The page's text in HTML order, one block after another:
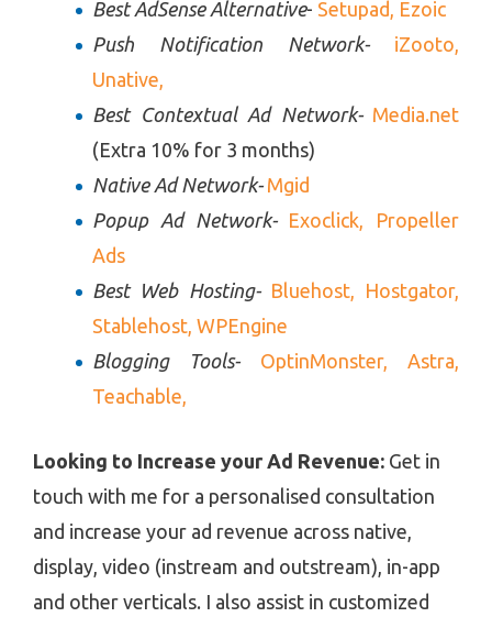
Best AdSense Alternative- Setupad, Ezoic
Push Notification Network-
iZooto,
Unative,
Best Contextual Ad Network- Media.net
(Extra 10% for 3 months)
Native Ad Network- Mgid
Popup Ad Network-
Exoclick,
Propeller
Ads
Best Web Hosting- Bluehost,
Hostgator,
Stablehost, WPEngine
Blogging Tools-
OptinMonster,
Astra,
Teachable,
Looking to Increase your Ad Revenue: Get in
touch with me for a personalised consultation
and increase your ad revenue across native,
display, video (instream and outstream), in-app
and other verticals. I also assist in customized